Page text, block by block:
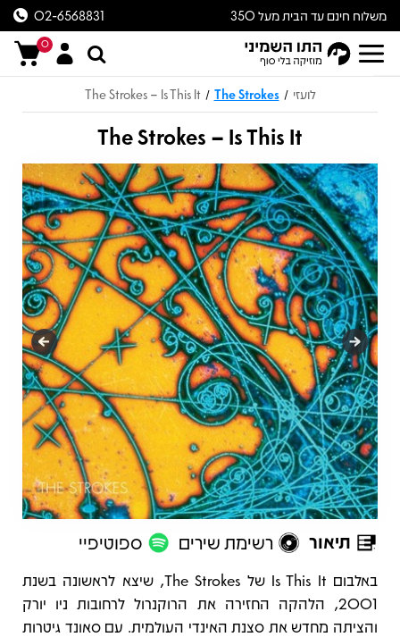
משלוח חינם עד הבית מעל 350
ש״ח
02-6568831
0
לועזי /
The Strokes
/
The Strokes – Is This It
The Strokes – Is This It
תיאור רשימת שירים ספוטיפיי
תיאור
באלבום Is This It של The Strokes, שיצא לראשונה בשנת
2001, הלהקה החזירה את הרוקנרול לרחובות ניו יורק
והציתה מחדש את סצנת האינדי העולמית. עם סאונד גיטרות